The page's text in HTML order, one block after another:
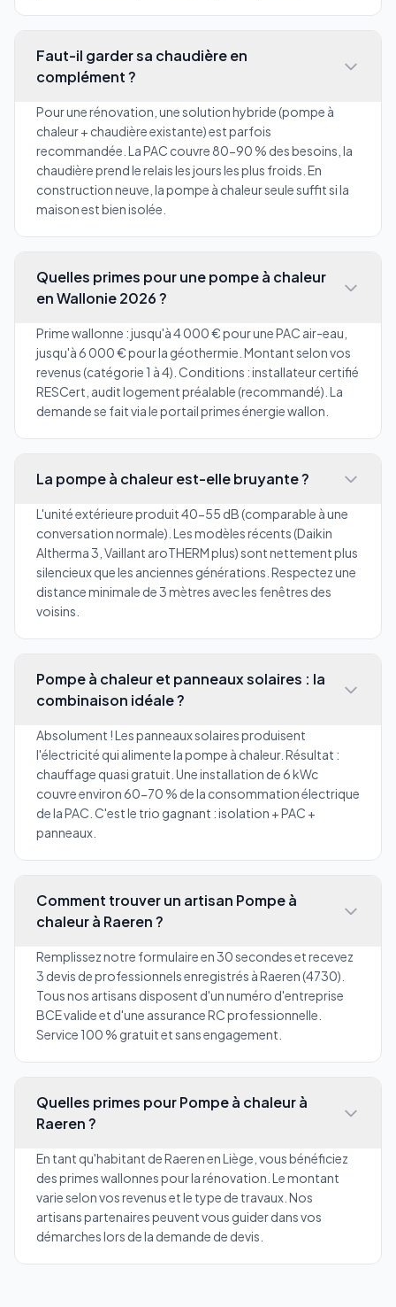
Faut-il garder sa chaudière en
complément ?
Pour une rénovation, une solution hybride (pompe à
chaleur + chaudière existante) est parfois
recommandée. La PAC couvre 80-90 % des besoins, la
chaudière prend le relais les jours les plus froids. En
construction neuve, la pompe à chaleur seule suffit si la
maison est bien isolée.
Quelles primes pour une pompe à chaleur
en Wallonie 2026 ?
Prime wallonne : jusqu'à 4 000 € pour une PAC air-eau,
jusqu'à 6 000 € pour la géothermie. Montant selon vos
revenus (catégorie 1 à 4). Conditions : installateur certifié
RESCert, audit logement préalable (recommandé). La
demande se fait via le portail primes énergie wallon.
La pompe à chaleur est-elle bruyante ?
L'unité extérieure produit 40-55 dB (comparable à une
conversation normale). Les modèles récents (Daikin
Altherma 3, Vaillant aroTHERM plus) sont nettement plus
silencieux que les anciennes générations. Respectez une
distance minimale de 3 mètres avec les fenêtres des
voisins.
Pompe à chaleur et panneaux solaires : la
combinaison idéale ?
Absolument ! Les panneaux solaires produisent
l'électricité qui alimente la pompe à chaleur. Résultat :
chauffage quasi gratuit. Une installation de 6 kWc
couvre environ 60-70 % de la consommation électrique
de la PAC. C'est le trio gagnant : isolation + PAC +
panneaux.
Comment trouver un artisan Pompe à
chaleur à Raeren ?
Remplissez notre formulaire en 30 secondes et recevez
3 devis de professionnels enregistrés à Raeren (4730).
Tous nos artisans disposent d'un numéro d'entreprise
BCE valide et d'une assurance RC professionnelle.
Service 100 % gratuit et sans engagement.
Quelles primes pour Pompe à chaleur à
Raeren ?
En tant qu'habitant de Raeren en Liège, vous bénéficiez
des primes wallonnes pour la rénovation. Le montant
varie selon vos revenus et le type de travaux. Nos
artisans partenaires peuvent vous guider dans vos
démarches lors de la demande de devis.